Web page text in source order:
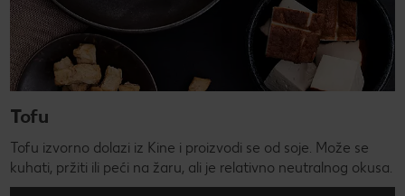
Tofu
Tofu izvorno dolazi iz Kine i proizvodi se od soje. Može se
kuhati, pržiti ili peći na žaru, ali je relativno neutralnog okusa.